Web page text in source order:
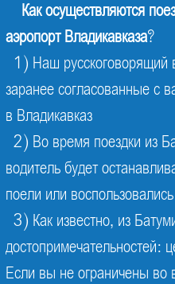
Как осуществляются
аэропорт Владикавказа?
1) Наш русскоговорящий
заранее согласованные с
в Владикавказ
2) Во время поездки из
водитель будет
поели или
3) Как известно, из
достопримечательностей:
Если вы не ограничены во